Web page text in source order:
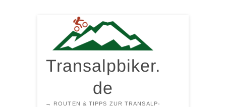
springen
Transalpbiker.
de
→ ROUTEN & TIPPS ZUR TRANSALP-